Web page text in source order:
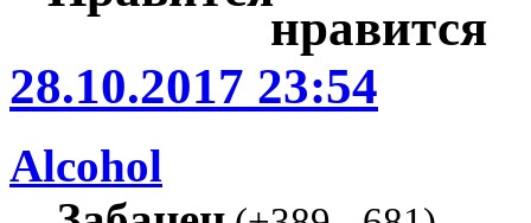
28.10.2017 23:54
Alcohol